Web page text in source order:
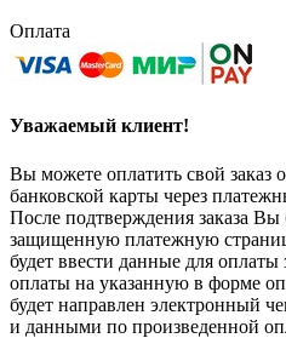
Оплата
Уважаемый клиент!
Вы можете оплатить свой
банковской карты через
После подтверждения заказа Вы
защищенную платежную
будет ввести данные для
оплаты на указанную в форме
будет направлен электронный
и данными по произведенной